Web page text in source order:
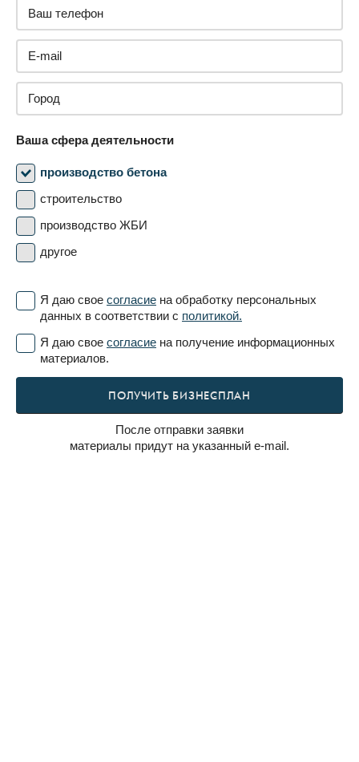
Ваша сфера деятельности
производство бетона
строительство
производство ЖБИ
другое
Я даю свое согласие на обработку персональных
данных в соответствии с политикой.
Я даю свое согласие на получение информационных
материалов.
После отправки заявки
материалы придут на указанный e-mail.